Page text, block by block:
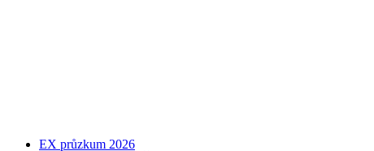
EX průzkum 2026